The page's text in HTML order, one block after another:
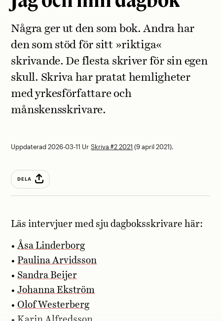
Några ger ut den som bok. Andra har
den som stöd för sitt ­»riktiga«
skrivande. De flesta skriver för sin egen
skull. Skriva har pratat hemligheter
med ­yrkesförfattare och
månskensskrivare.
Uppdaterad 2026-03-11 UrSkriva #2 2021 (9 april 2021).
DELA
Läs intervjuer med sju dagboksskrivare här:
•Åsa Linderborg
•Paulina Arvidsson
• Sandra Beijer
•Johanna ­Ekström
• Olof Westerberg